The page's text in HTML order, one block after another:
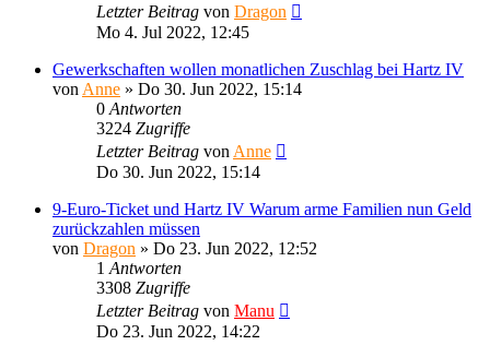
Letzter Beitrag von Dragon
Mo 4. Jul 2022, 12:45
Gewerkschaften wollen monatlichen Zuschlag bei Hartz IV
von Anne » Do 30. Jun 2022, 15:14
0 Antworten
3224 Zugriffe
Letzter Beitrag von Anne
Do 30. Jun 2022, 15:14
9-Euro-Ticket und Hartz IV Warum arme Familien nun Geld
zurückzahlen müssen
von Dragon » Do 23. Jun 2022, 12:52
1 Antworten
3308 Zugriffe
Letzter Beitrag von Manu
Do 23. Jun 2022, 14:22